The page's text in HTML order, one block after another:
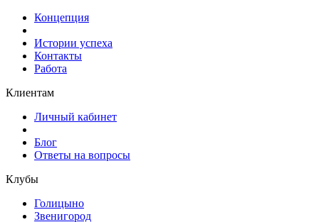
Концепция
Истории успеха
Контакты
Работа
Клиентам
Личный кабинет
Блог
Ответы на вопросы
Клубы
Голицыно
Звенигород